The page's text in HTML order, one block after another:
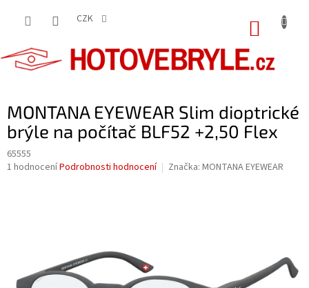
CZK
MONTANA EYEWEAR Slim dioptrické
brýle na počítač BLF52 +2,50 Flex
65555
Průměrné
1 hodnoceníPodrobnosti hodnocení Značka: MONTANA EYEWEAR